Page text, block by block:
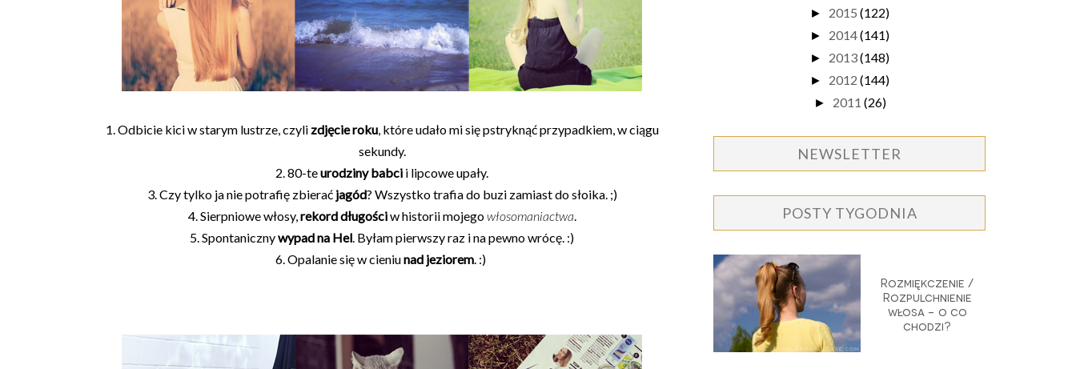
1. Odbicie kici w starym lustrze, czyli zdjęcie roku, które udało mi się pstryknąć przypadkiem, w ciągu
sekundy.
2. 80-teurodziny babci i lipcowe upały.
3. Czy tylko ja nie potrafię zbierać jagód? Wszystko trafia do buzi zamiast do słoika. ;)
4. Sierpniowe włosy,rekord długościw historii mojegowłosomaniactwa.
5. Spontanicznywypad na Hel. Byłam pierwszy raz i na pewno wrócę. :)
6. Opalanie się w cieniunad jeziorem. :)
► 2015 (122)
► 2014(141)
► 2013(148)
► 2012 (144)
► 2011 (26)
NEWSLETTER
POSTY TYGODNIA
Rozmiękczenie /
Rozpulchnienie
włosa - o co
chodzi?